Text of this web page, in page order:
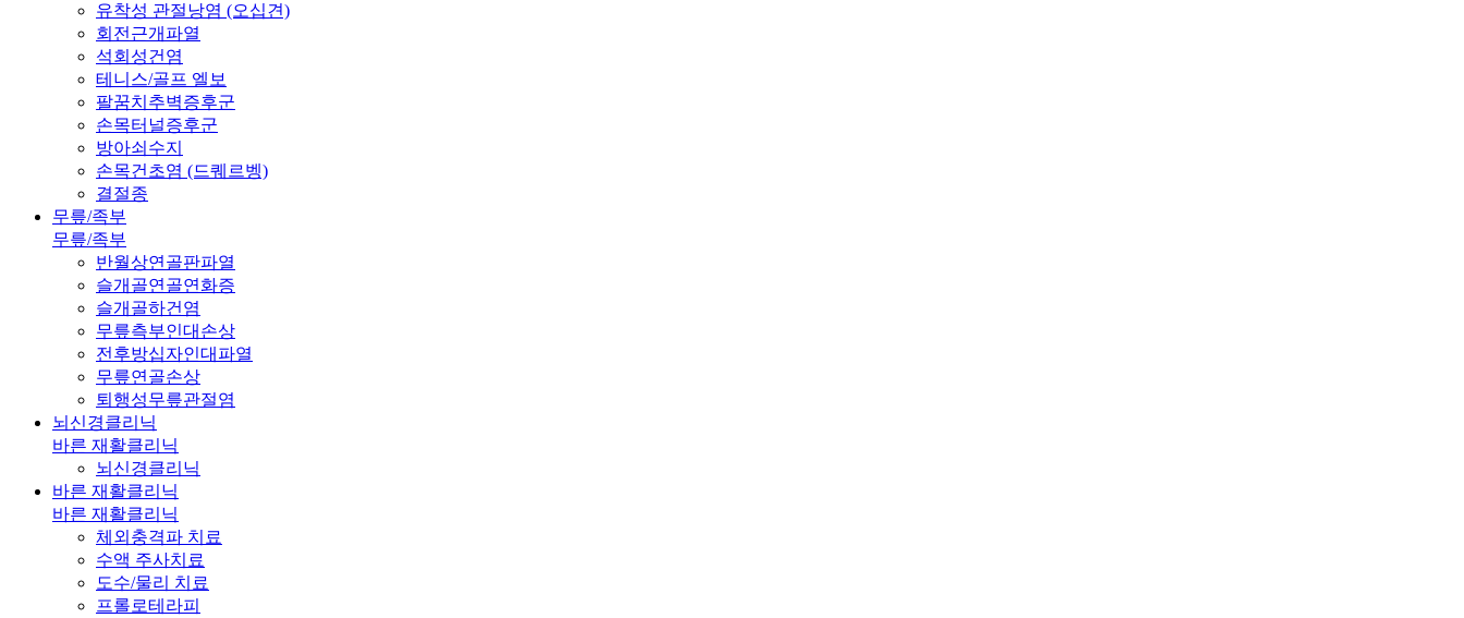
유착성 관절낭염 (오십견)
회전근개파열
석회성건염
테니스/골프 엘보
팔꿈치추벽증후군
손목터널증후군
방아쇠수지
손목건초염 (드퀘르벵)
결절종
무릎/족부
무릎/족부
반월상연골판파열
슬개골연골연화증
슬개골하건염
무릎측부인대손상
전후방십자인대파열
무릎연골손상
퇴행성무릎관절염
뇌신경클리닉
바른 재활클리닉
뇌신경클리닉
바른 재활클리닉
바른 재활클리닉
체외충격파 치료
수액 주사치료
도수/물리 치료
프롤로테라피